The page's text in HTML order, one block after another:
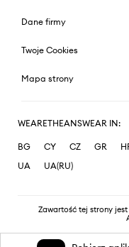
Dane firmy
Twoje Cookies
Mapa strony
WEARETHEANSWEAR IN:
BG CY CZ GR
UA
UA(RU)
Zawartość tej strony